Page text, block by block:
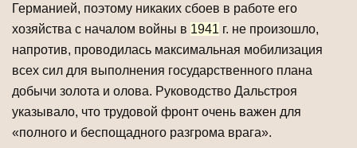
Германией, поэтому никаких сбоев в работе его
хозяйства с началом войны в 1941 г. не произошло,
напротив, проводилась максимальная мобилизация
всех сил для выполнения государственного плана
добычи золота и олова. Руководство Дальстроя
указывало, что трудовой фронт очень важен для
«полного и беспощадного разгрома врага».